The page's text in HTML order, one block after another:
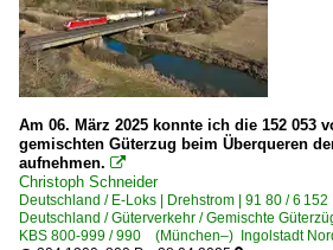
Am 06. März 2025 konnte ich die 152 053
gemischten Güterzug beim Überqueren
aufnehmen. 
Christoph Schneider
Deutschland / E-Loks | Drehstrom | 91 80 / 6
Deutschland / Güterverkehr / Gemischte
KBS 800-999 / 990 (München–) Ingolstadt